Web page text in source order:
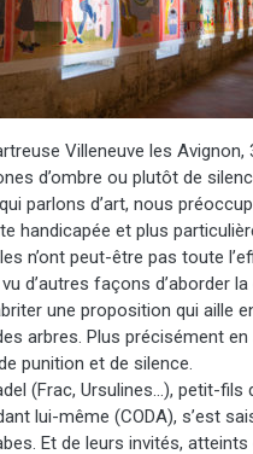
Villeneuve les Avignon,
d’ombre ou plutôt de
parlons d’art, nous
handicapée et plus
n’ont peut-être pas toute
d’autres façons d’aborder
une proposition qui aille
arbres. Plus précisément
punition et de silence.
(Frac, Ursulines…), petit-
lui-même (CODA), s’est
Et de leurs invités,